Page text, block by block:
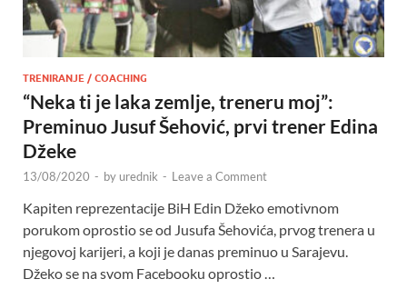
TRENIRANJE / COACHING
“Neka ti je laka zemlje, treneru moj”:
Preminuo Jusuf Šehović, prvi trener Edina
Džeke
13/08/2020 - byurednik - Leave a Comment
Kapiten reprezentacije BiH Edin Džeko emotivnom
porukom oprostio se od Jusufa Šehovića, prvog trenera u
njegovoj karijeri, a koji je danas preminuo u Sarajevu.
Džeko se na svom Facebooku oprostio …